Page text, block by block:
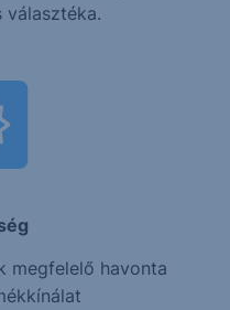
választéka.
megfelelő havonta